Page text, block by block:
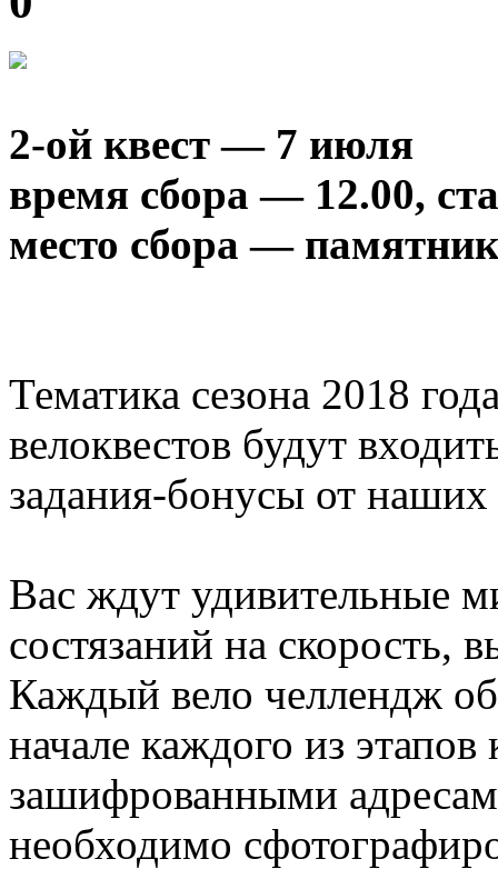
2-ой квест — 7 июля
время сбора — 12.00,
место сбора —
Тематика сезона 2018
велоквестов будут
задания-бонусы от наших
Вас ждут удивительные
состязаний на скорость,
Каждый вело челлендж
начале каждого из
зашифрованными
необходимо